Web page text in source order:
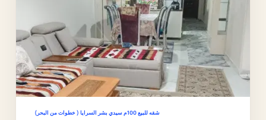
شقه للبيع 100م سيدي بشر السرايا ( خطوات من البحر)